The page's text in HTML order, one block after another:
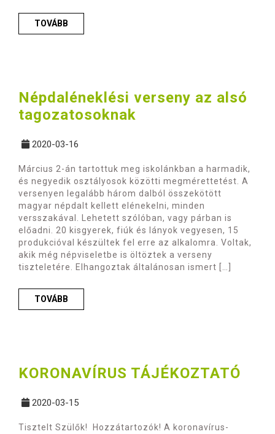
TOVÁBB
Népdaléneklési verseny az alsó
tagozatosoknak
2020-03-16
Március 2-án tartottuk meg iskolánkban a harmadik,
és negyedik osztályosok közötti megmérettetést. A
versenyen legalább három dalból összekötött
magyar népdalt kellett elénekelni, minden
versszakával. Lehetett szólóban, vagy párban is
előadni. 20 kisgyerek, fiúk és lányok vegyesen, 15
produkcióval készültek fel erre az alkalomra. Voltak,
akik még népviseletbe is öltöztek a verseny
tiszteletére. Elhangoztak általánosan ismert […]
TOVÁBB
KORONAVÍRUS TÁJÉKOZTATÓ
2020-03-15
Tisztelt Szülők! Hozzátartozók! A koronavírus-